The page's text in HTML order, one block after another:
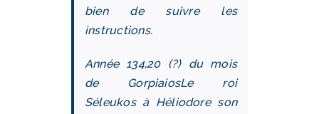
bien de suivre les
instructions.
Année 134,20 (?) du mois
de GorpiaiosLe roi
Séleukos à Héliodore son